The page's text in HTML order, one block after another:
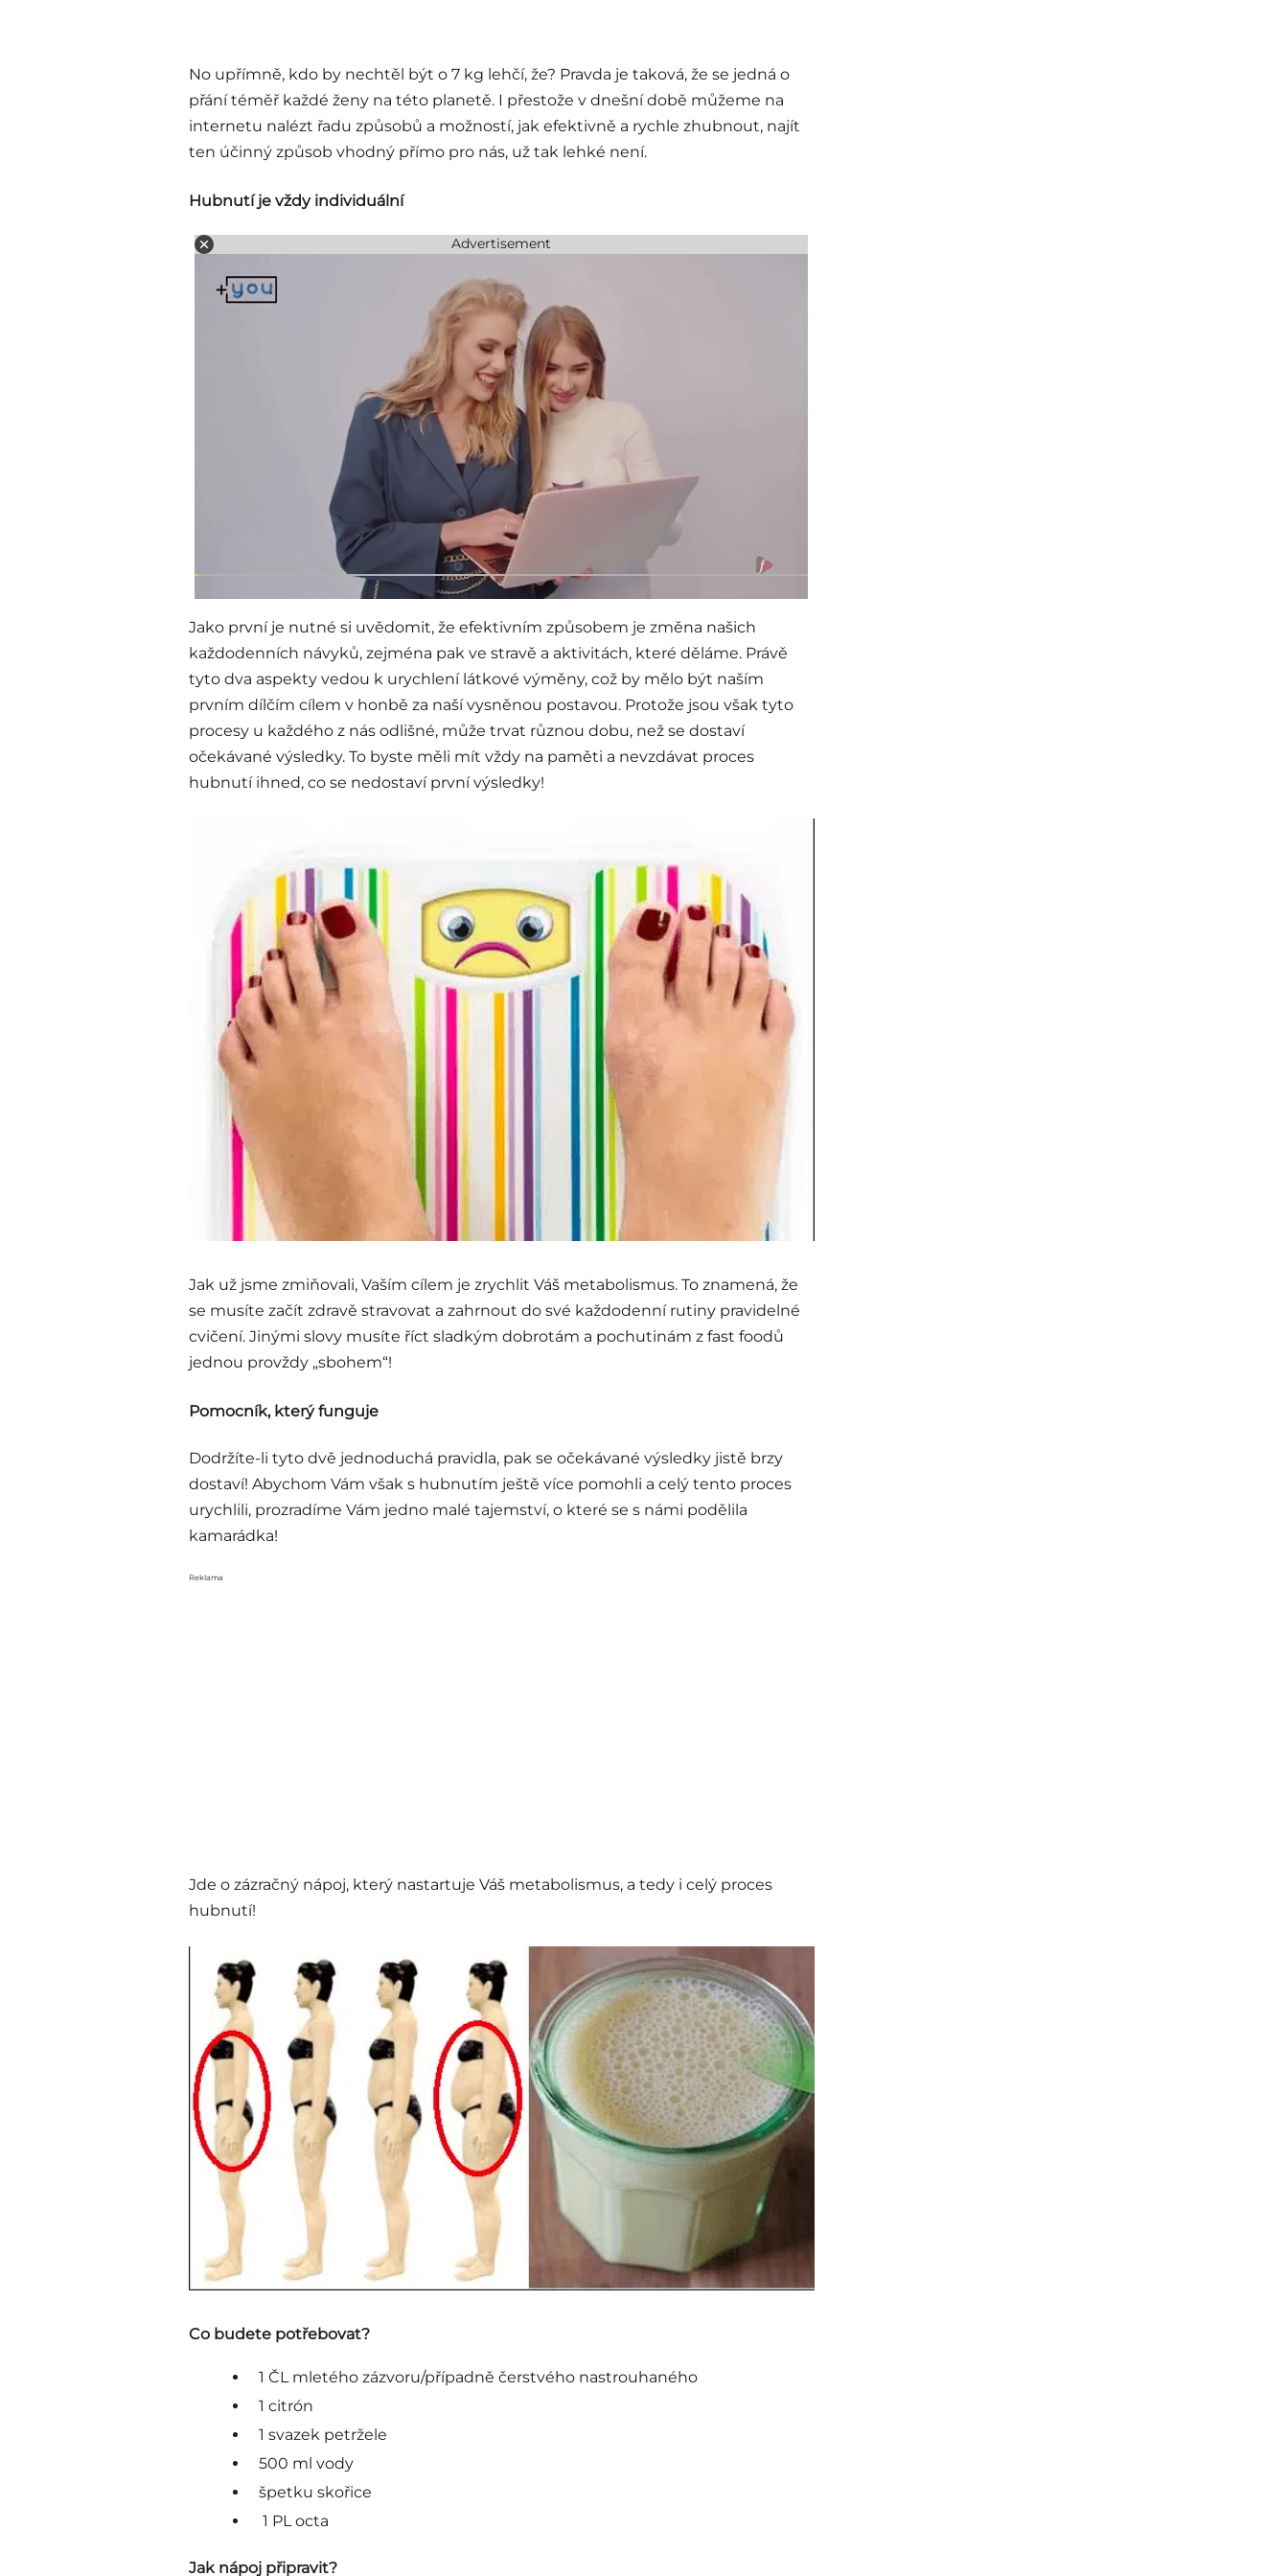
No upřímně, kdo by nechtěl být o 7 kg lehčí, že? Pravda je taková, že se jedná o
přání téměř každé ženy na této planetě. I přestože v dnešní době můžeme na
internetu nalézt řadu způsobů a možností, jak efektivně a rychle zhubnout, najít
ten účinný způsob vhodný přímo pro nás, už tak lehké není.
Hubnutí je vždy individuální
Advertisement
Jako první je nutné si uvědomit, že efektivním způsobem je změna našich
každodenních návyků, zejména pak ve stravě a aktivitách, které děláme. Právě
tyto dva aspekty vedou k urychlení látkové výměny, což by mělo být naším
prvním dílčím cílem v honbě za naší vysněnou postavou. Protože jsou však tyto
procesy u každého z nás odlišné, může trvat různou dobu, než se dostaví
očekávané výsledky. To byste měli mít vždy na paměti a nevzdávat proces
hubnutí ihned, co se nedostaví první výsledky!
Jak už jsme zmiňovali, Vaším cílem je zrychlit Váš metabolismus. To znamená, že
se musíte začít zdravě stravovat a zahrnout do své každodenní rutiny pravidelné
cvičení. Jinými slovy musíte říct sladkým dobrotám a pochutinám z fast foodů
jednou provždy „sbohem“!
Pomocník, který funguje
Dodržíte-li tyto dvě jednoduchá pravidla, pak se očekávané výsledky jistě brzy
dostaví! Abychom Vám však s hubnutím ještě více pomohli a celý tento proces
urychlili, prozradíme Vám jedno malé tajemství, o které se s námi podělila
kamarádka!
Reklama
Jde o zázračný nápoj, který nastartuje Váš metabolismus, a tedy i celý proces
hubnutí!
Co budete potřebovat?
1 ČL mletého zázvoru/případně čerstvého nastrouhaného
1 citrón
1 svazek petržele
500 ml vody
špetku skořice
1 PL octa
Jak nápoj připravit?